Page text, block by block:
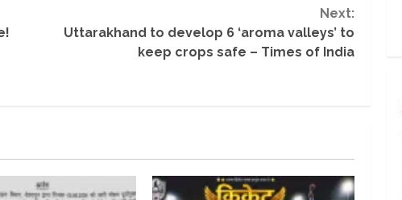
Next:
Uttarakhand to develop 6 ‘aroma valleys’ to
keep crops safe – Times of India